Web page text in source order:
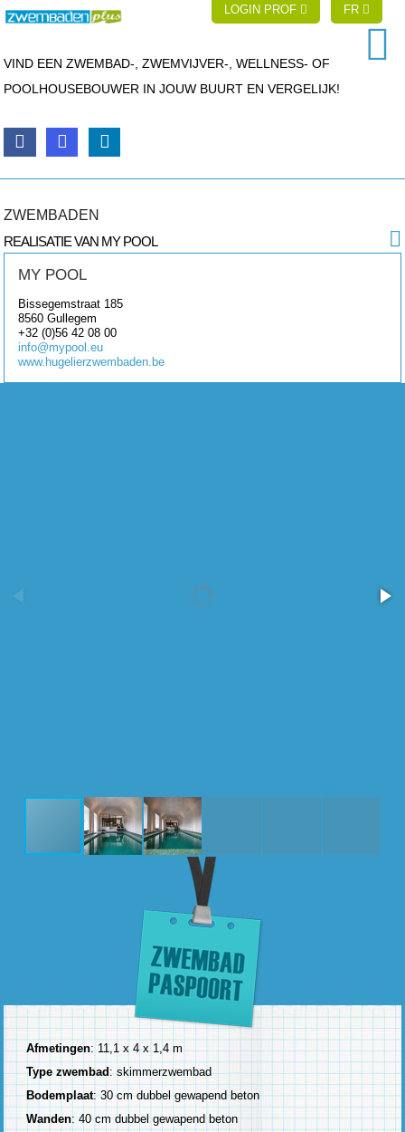
LOGIN PROF FR
VIND EEN ZWEMBAD-, ZWEMVIJVER-, WELLNESS- OF
POOLHOUSEBOUWER IN JOUW BUURT EN VERGELIJK!
ZWEMBADEN
REALISATIE VAN MY POOL
MY POOL
Bissegemstraat 185
8560Gullegem
+32 (0)56 42 08 00
info@mypool.eu
www.hugelierzwembaden.be
Afmetingen: 11,1 x 4 x 1,4 m
Type zwembad: skimmerzwembad
Bodemplaat: 30 cm dubbel gewapend beton
Wanden: 40 cm dubbel gewapend beton